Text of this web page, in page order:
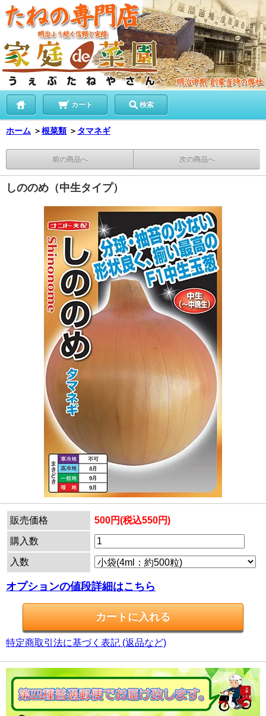
カート 検索
ホーム ＞根菜類 ＞ タマネギ
前の商品へ 次の商品へ
しののめ（中生タイプ）
販売価格 500円(税込550円)
購入数
入数
オプションの値段詳細はこちら
特定商取引法に基づく表記 (返品など)